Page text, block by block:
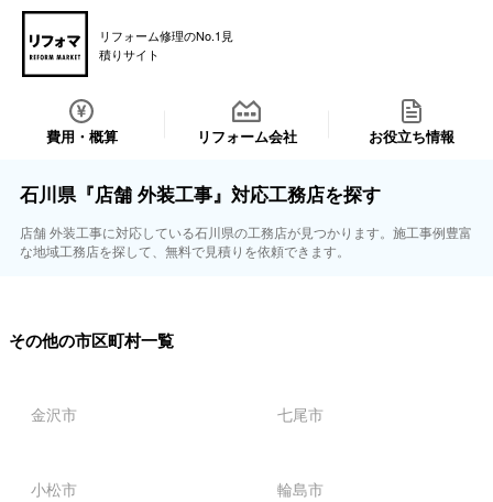
リフォーム修理のNo.1見
積りサイト
費用・概算 リフォーム会社 お役立ち情報
石川県『店舗 外装工事』対応工務店を探す
店舗 外装工事に対応している石川県の工務店が見つかります。施工事例豊富
な地域工務店を探して、無料で見積りを依頼できます。
その他の市区町村一覧
金沢市 七尾市
小松市 輪島市